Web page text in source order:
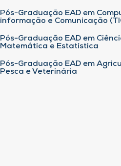
Pós-Graduação EAD em
informação e Comunicação
Pós-Graduação EAD em
Matemática e Estatística
Pós-Graduação EAD em
Pesca e Veterinária